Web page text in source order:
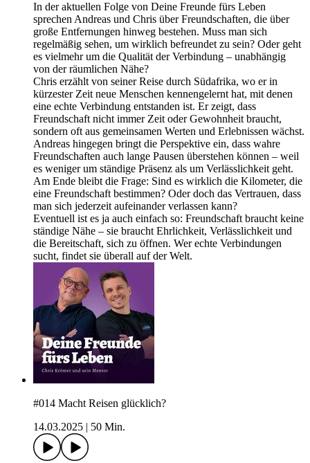
In der aktuellen Folge von Deine Freunde fürs Leben
sprechen Andreas und Chris über Freundschaften, die über
große Entfernungen hinweg bestehen. Muss man sich
regelmäßig sehen, um wirklich befreundet zu sein? Oder geht
es vielmehr um die Qualität der Verbindung – unabhängig
von der räumlichen Nähe?
Chris erzählt von seiner Reise durch Südafrika, wo er in
kürzester Zeit neue Menschen kennengelernt hat, mit denen
eine echte Verbindung entstanden ist. Er zeigt, dass
Freundschaft nicht immer Zeit oder Gewohnheit braucht,
sondern oft aus gemeinsamen Werten und Erlebnissen wächst.
Andreas hingegen bringt die Perspektive ein, dass wahre
Freundschaften auch lange Pausen überstehen können – weil
es weniger um ständige Präsenz als um Verlässlichkeit geht.
Am Ende bleibt die Frage: Sind es wirklich die Kilometer, die
eine Freundschaft bestimmen? Oder doch das Vertrauen, dass
man sich jederzeit aufeinander verlassen kann?
Eventuell ist es ja auch einfach so: Freundschaft braucht keine
ständige Nähe – sie braucht Ehrlichkeit, Verlässlichkeit und
die Bereitschaft, sich zu öffnen. Wer echte Verbindungen
sucht, findet sie überall auf der Welt.
#014 Macht Reisen glücklich?
14.03.2025
50 Min.